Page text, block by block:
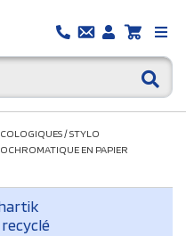
/STYLO
EN PAPIER